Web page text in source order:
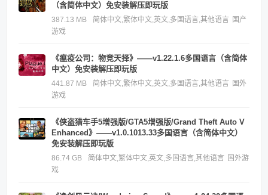
（含简体中文）免安装解压即玩版
387.13 MB 简体中文,繁体中文,英文,多国语言,其他语言 国产
游戏
《瘟疫公司：物竞天择》——v1.22.1.6多国语言（含简体
中文）免安装解压即玩版
441.87 MB 简体中文,繁体中文,英文,多国语言,其他语言 国外
游戏
《侠盗猎车手5增强版/GTA5增强版/Grand Theft Auto V
Enhanced》——v1.0.1013.33多国语言（含简体中文）
免安装解压即玩版
86.74 GB 简体中文,繁体中文,英文,多国语言,其他语言 国外游
戏